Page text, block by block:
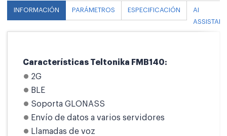
INFORMACIÓN PARÁMETROS ESPECIFICACIÓN
AI
ASSISTANT
Características Teltonika FMB140:
2G
BLE
Soporta GLONASS
Envío de datos a varios servidores
Llamadas de voz